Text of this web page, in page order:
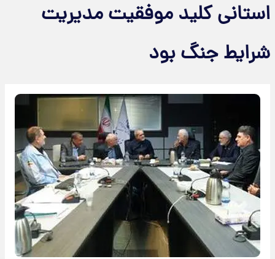
استانی کلید موفقیت مدیریت
شرایط جنگ بود